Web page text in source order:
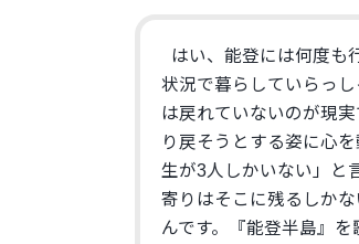
はい、能登には何度も
状況で暮らしていらっ
は戻れていないのが現実
り戻そうとする姿に心を
生が3人しかいない」
と
寄りはそこに残るしかな
んです。『能登半島』 を